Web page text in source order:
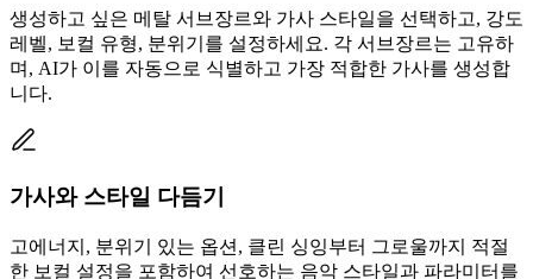
생성하고 싶은 메탈 서브장르와 가사 스타일을 선택하고, 강도
레벨, 보컬 유형, 분위기를 설정하세요. 각 서브장르는 고유하
며, AI가 이를 자동으로 식별하고 가장 적합한 가사를 생성합
니다.
가사와 스타일 다듬기
고에너지, 분위기 있는 옵션, 클린 싱잉부터 그로울까지 적절
한 보컬 설정을 포함하여 선호하는 음악 스타일과 파라미터를